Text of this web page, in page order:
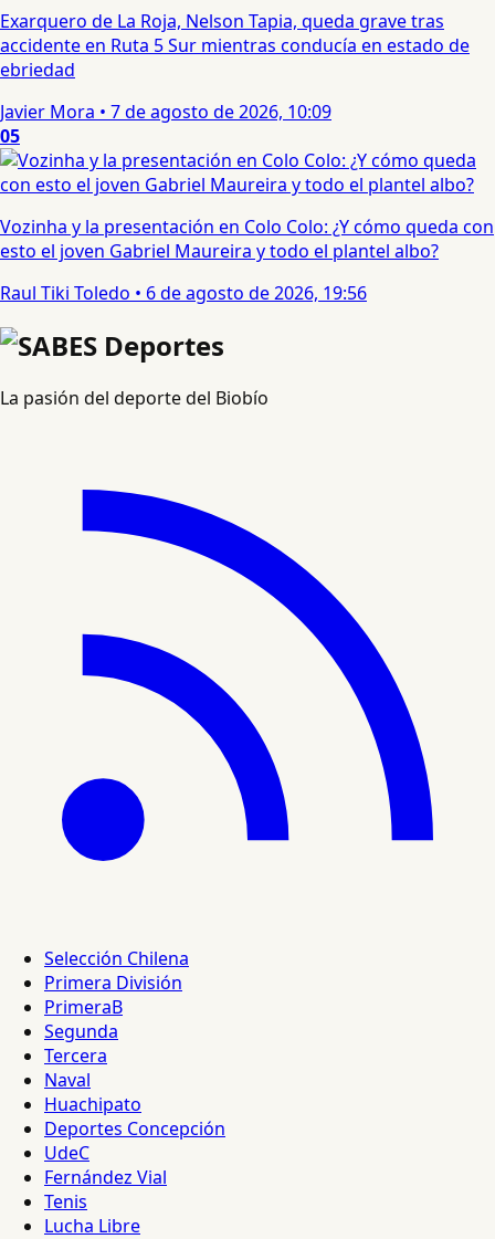
Exarquero de La Roja, Nelson Tapia, queda grave tras
accidente en Ruta 5 Sur mientras conducía en estado de
ebriedad
Javier Mora • 7 de agosto de 2026, 10:09
05
Vozinha y la presentación en Colo Colo: ¿Y cómo queda con
esto el joven Gabriel Maureira y todo el plantel albo?
Raul Tiki Toledo • 6 de agosto de 2026, 19:56
La pasión del deporte del Biobío
Selección Chilena
Primera División
PrimeraB
Segunda
Tercera
Naval
Huachipato
Deportes Concepción
UdeC
Fernández Vial
Tenis
Lucha Libre